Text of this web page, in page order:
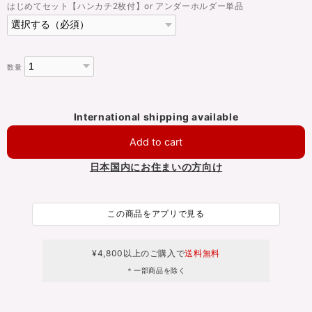
はじめてセット【ハンカチ2枚付】or アンダーホルダー単品
数量
International shipping available
Add to cart
日本国内にお住まいの方向け
この商品をアプリで見る
¥4,800以上のご購入で送料無料
＊一部商品を除く